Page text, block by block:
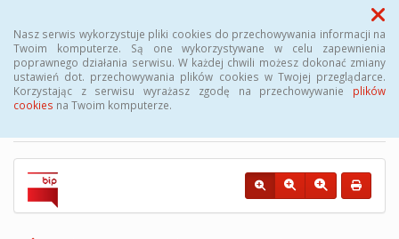
Nasz serwis wykorzystuje pliki cookies do przechowywania informacji na
Twoim komputerze. Są one wykorzystywane w celu zapewnienia
poprawnego działania serwisu. W każdej chwili możesz dokonać zmiany
ustawień dot. przechowywania plików cookies w Twojej przeglądarce.
Korzystając z serwisu wyrażasz zgodę na przechowywanie plików
cookies na Twoim komputerze.
Menu
Biuletyn Informacji
Publicznej Gminy Kęsowo